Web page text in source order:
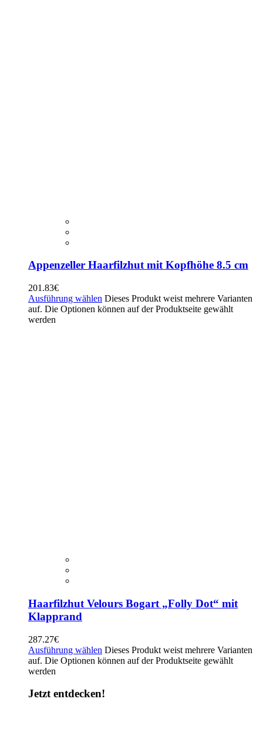
Appenzeller Haarfilzhut mit Kopfhöhe 8.5 cm
201.83€
Ausführung wählen Dieses Produkt weist mehrere Varianten
auf. Die Optionen können auf der Produktseite gewählt
werden
Haarfilzhut Velours Bogart „Folly Dot“ mit
Klapprand
287.27€
Ausführung wählen Dieses Produkt weist mehrere Varianten
auf. Die Optionen können auf der Produktseite gewählt
werden
Jetzt entdecken!